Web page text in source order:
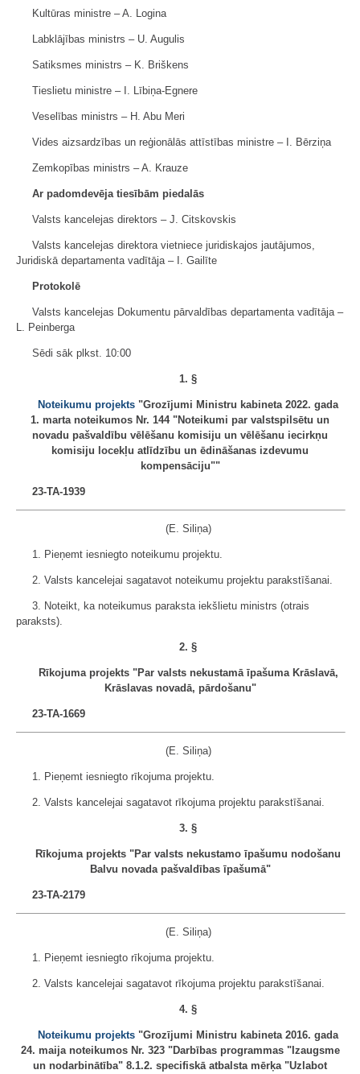
Kultūras ministre ‒ A. Logina
Labklājības ministrs ‒ U. Augulis
Satiksmes ministrs ‒ K. Briškens
Tieslietu ministre ‒ I. Lībiņa-Egnere
Veselības ministrs ‒ H. Abu Meri
Vides aizsardzības un reģionālās attīstības ministre ‒ I. Bērziņa
Zemkopības ministrs ‒ A. Krauze
Ar padomdevēja tiesībām piedalās
Valsts kancelejas direktors ‒ J. Citskovskis
Valsts kancelejas direktora vietniece juridiskajos jautājumos,
Juridiskā departamenta vadītāja ‒ I. Gailīte
Protokolē
Valsts kancelejas Dokumentu pārvaldības departamenta vadītāja ‒
L. Peinberga
Sēdi sāk plkst. 10:00
1. §
Noteikumu projekts "Grozījumi Ministru kabineta 2022. gada
1. marta noteikumos Nr. 144 "Noteikumi par valstspilsētu un
novadu pašvaldību vēlēšanu komisiju un vēlēšanu iecirkņu
komisiju locekļu atlīdzību un ēdināšanas izdevumu
kompensāciju""
23-TA-1939
(E. Siliņa)
1. Pieņemt iesniegto noteikumu projektu.
2. Valsts kancelejai sagatavot noteikumu projektu parakstīšanai.
3. Noteikt, ka noteikumus paraksta iekšlietu ministrs (otrais
paraksts).
2. §
Rīkojuma projekts "Par valsts nekustamā īpašuma Krāslavā,
Krāslavas novadā, pārdošanu"
23-TA-1669
(E. Siliņa)
1. Pieņemt iesniegto rīkojuma projektu.
2. Valsts kancelejai sagatavot rīkojuma projektu parakstīšanai.
3. §
Rīkojuma projekts "Par valsts nekustamo īpašumu nodošanu
Balvu novada pašvaldības īpašumā"
23-TA-2179
(E. Siliņa)
1. Pieņemt iesniegto rīkojuma projektu.
2. Valsts kancelejai sagatavot rīkojuma projektu parakstīšanai.
4. §
Noteikumu projekts "Grozījumi Ministru kabineta 2016. gada
24. maija noteikumos Nr. 323 "Darbības programmas "Izaugsme
un nodarbinātība" 8.1.2. specifiskā atbalsta mērķa "Uzlabot